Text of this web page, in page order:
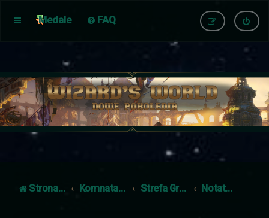
Medale FAQ
Strona główna Komnata Dowodzenia Strefa Gracza Notatniki